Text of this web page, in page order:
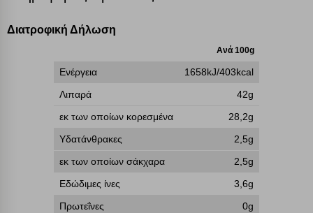
Διατροφική Δήλωση
Ανά 100g
Ενέργεια
1658kJ/403kcal
Λιπαρά
42g
εκ των οποίων κορεσμένα
28,2g
Υδατάνθρακες
2,5g
εκ των οποίων σάκχαρα
2,5g
Εδώδιμες ίνες
3,6g
Πρωτεΐνες
0g
χρήσης των υπηρεσιών μας.
Cookies απόδοσης
Απολύτως απαραίτητα cookies Πάντα Ενεργό